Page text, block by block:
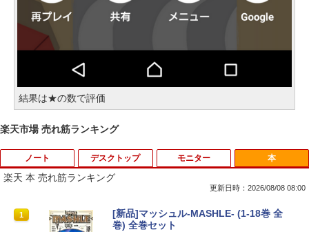
結果は★の数で評価
楽天市場 売れ筋ランキング
ノート
1
【期間限定破格金額！】新生活 新古品 W
in11搭載 パソコンノートパソコンoffice
デスクトップ モニター
1
中古24インチ液晶モニター PHILIPS 241
B4L【中古】
本
楽天 本 売れ筋ランキング
更新日時：2026/08/08 08:00
1
[新品]マッシュル-MASHLE- (1-18巻 全
巻) 全巻セット